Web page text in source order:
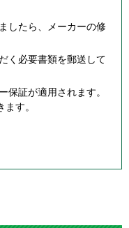
したら、メーカーの修
く必要書類を郵送して
保証が適用されます。
す。